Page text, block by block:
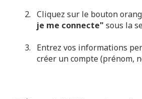
Cliquez sur le bouton
je me connecte" sous la
Entrez vos informations
créer un compte (prénom,